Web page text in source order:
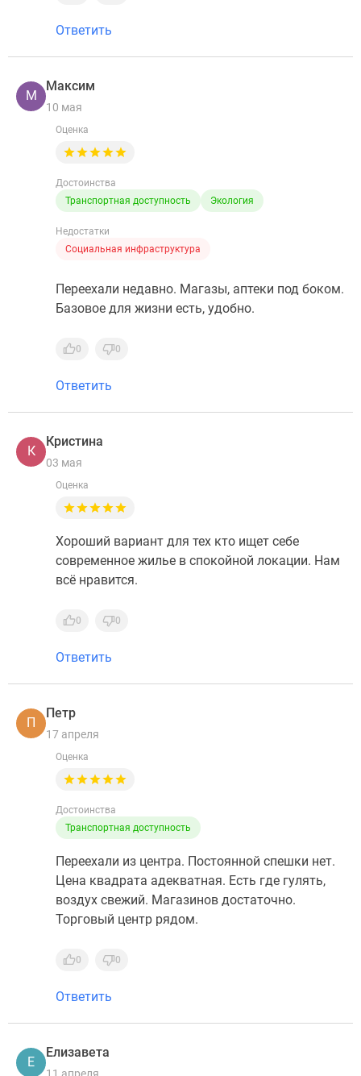
Ответить
М
Максим
10 мая
Оценка
Достоинства
Транспортная доступность
Экология
Недостатки
Социальная инфраструктура
Переехали недавно. Магазы, аптеки под боком.
Базовое для жизни есть, удобно.
0 0
Ответить
К
Кристина
03 мая
Оценка
Хороший вариант для тех кто ищет себе
современное жилье в спокойной локации. Нам
всё нравится.
0 0
Ответить
П
Петр
17 апреля
Оценка
Достоинства
Транспортная доступность
Переехали из центра. Постоянной спешки нет.
Цена квадрата адекватная. Есть где гулять,
воздух свежий. Магазинов достаточно.
Торговый центр рядом.
0 0
Ответить
Е
Елизавета